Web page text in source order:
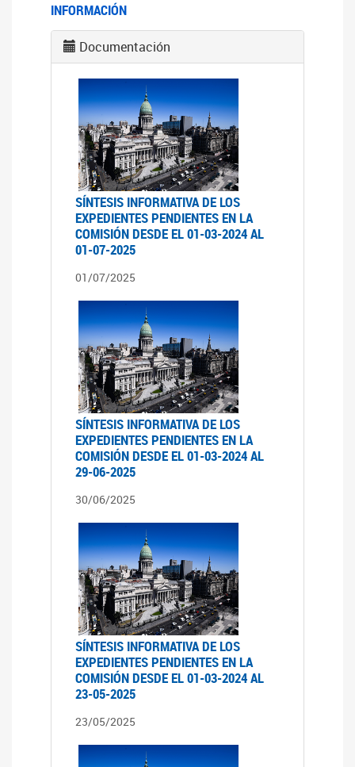
INFORMACIÓN
Documentación
SÍNTESIS INFORMATIVA DE LOS
EXPEDIENTES PENDIENTES EN LA
COMISIÓN DESDE EL 01-03-2024 AL
01-07-2025
01/07/2025
SÍNTESIS INFORMATIVA DE LOS
EXPEDIENTES PENDIENTES EN LA
COMISIÓN DESDE EL 01-03-2024 AL
29-06-2025
30/06/2025
SÍNTESIS INFORMATIVA DE LOS
EXPEDIENTES PENDIENTES EN LA
COMISIÓN DESDE EL 01-03-2024 AL
23-05-2025
23/05/2025